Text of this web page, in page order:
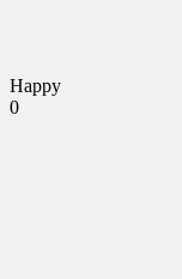
Happy
0